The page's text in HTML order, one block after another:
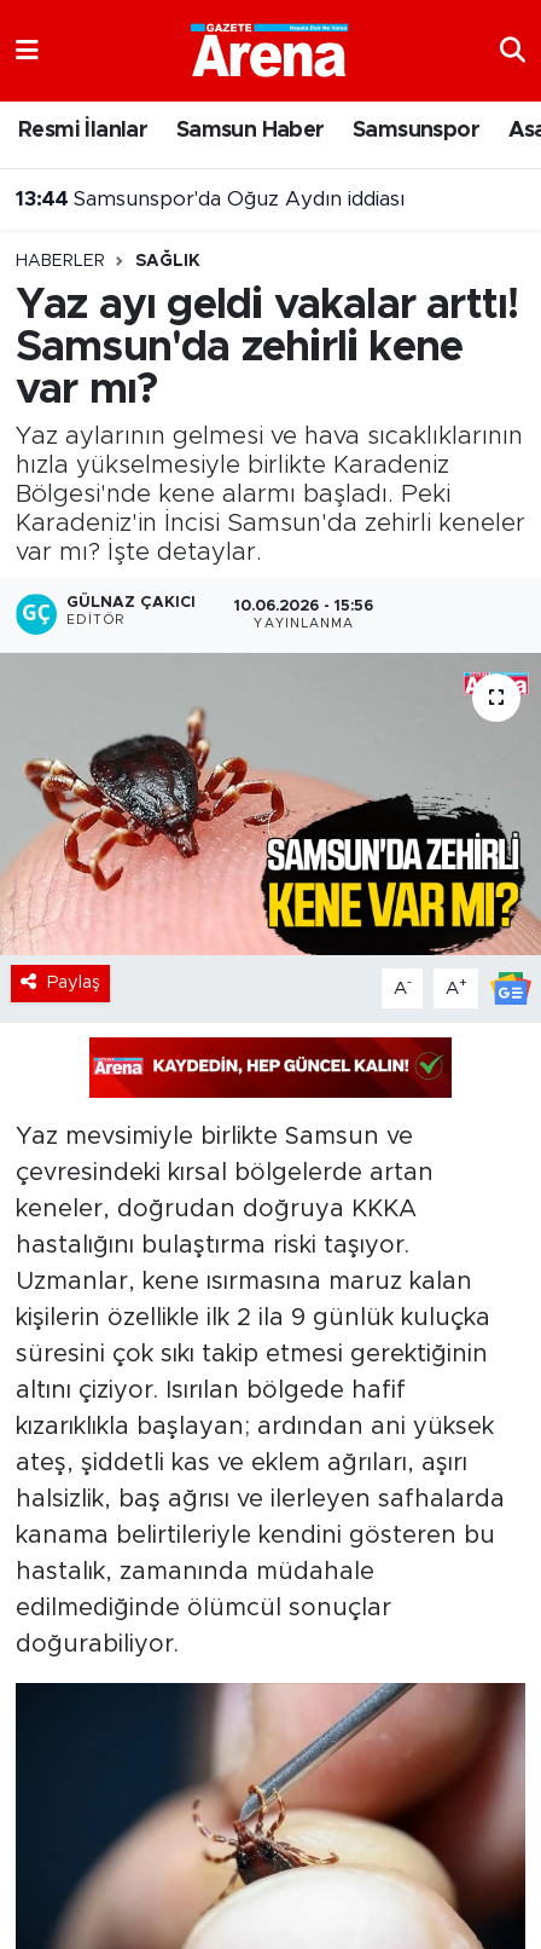
Resmi İlanlar Samsun Haber Samsunspor
13:42 71 ilde uyuşturucu operasyonu
HABERLER SAĞLIK
Yaz ayı geldi vakalar arttı!
Samsun'da zehirli kene
var mı?
Yaz aylarının gelmesi ve hava sıcaklıklarının
hızla yükselmesiyle birlikte Karadeniz
Bölgesi'nde kene alarmı başladı. Peki
Karadeniz'in İncisi Samsun'da zehirli keneler
var mı? İşte detaylar.
GÜLNAZ ÇAKICI
EDITÖR
10.06.2026 - 15:56
YAYINLANMA
Paylaş A- A+
Yaz mevsimiyle birlikte Samsun ve
çevresindeki kırsal bölgelerde artan
keneler, doğrudan doğruya KKKA
hastalığını bulaştırma riski taşıyor.
Uzmanlar, kene ısırmasına maruz kalan
kişilerin özellikle ilk 2 ila 9 günlük kuluçka
süresini çok sıkı takip etmesi gerektiğinin
altını çiziyor. Isırılan bölgede hafif
kızarıklıkla başlayan; ardından ani yüksek
ateş, şiddetli kas ve eklem ağrıları, aşırı
halsizlik, baş ağrısı ve ilerleyen safhalarda
kanama belirtileriyle kendini gösteren bu
hastalık, zamanında müdahale
edilmediğinde ölümcül sonuçlar
doğurabiliyor.
Samsun Namaz Vakitleri
Süper Lig Puan Durumu ve Fikstür
Tüm Manşetler
Son Dakika Haberleri
Haber Arşivi